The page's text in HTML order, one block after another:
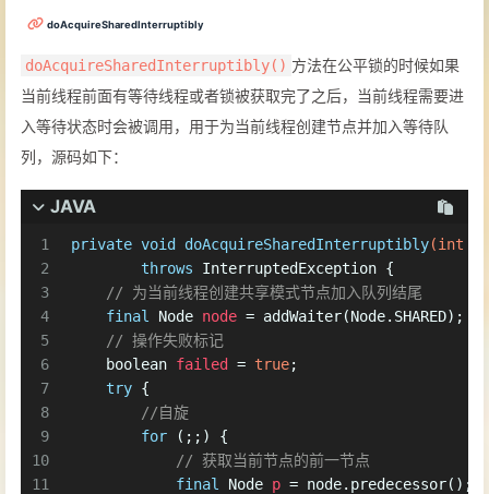
doAcquireSharedInterruptibly
doAcquireSharedInterruptibly() 方法在公平锁的时候如果
当前线程前面有等待线程或者锁被获取完了之后，当前线程需要进
入等待状态时会被调用，用于为当前线程创建节点并加入等待队
列，源码如下：
JAVA
1
2
3
4
5
6
7
8
9
10
11
private void doAcquireSharedInterruptibly(int
throws InterruptedException {
// 为当前线程创建共享模式节点加入队列结尾
final
Node node = addWaiter(Node.SHARED);
// 操作失败标记
boolean failed = true;
try {
//自旋
for (;;) {
// 获取当前节点的前一节点
final
Node p = node.predecessor();